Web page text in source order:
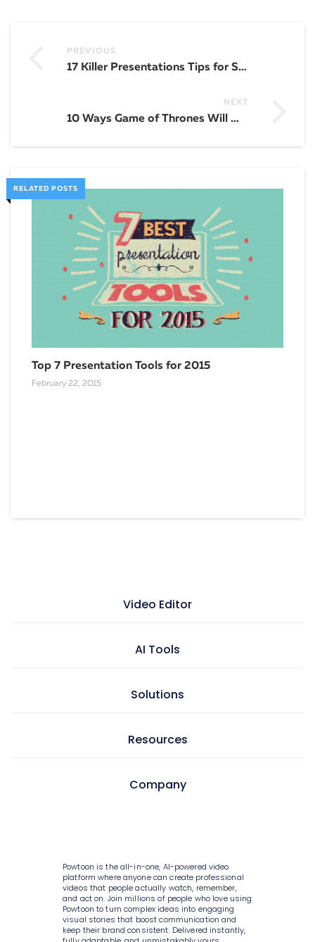
PREVIOUS
17 Killer Presentations Tips for Students Who Want to Stand out
NEXT
10 Ways Game of Thrones Will Make You a Better Marketer
RELATED POSTS
Top 7 Presentation Tools for 2015
February 22, 2015
Video Editor
Video maker
GIF maker
Style variety
Scenes & layouts
Add text to video
Add logo to video
AI Tools
AI doc to video
AI text to image
AI translations
AI captions
Solutions
Learning & development
HR
Sales
Marketing
Government
Resources
Pricing
Blog
Customer Stories
Webinars
Company
Careers
Privacy Policy
Terms & Conditions
Powtoon is the all-in-one, AI-powered video
platform where anyone can create professional
videos that people actually watch, remember,
and act on. Join millions of people who love using
Powtoon to turn complex ideas into engaging
visual stories that boost communication and
keep their brand consistent. Delivered instantly,